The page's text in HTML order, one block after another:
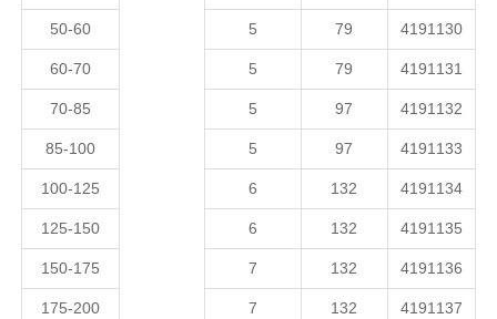
50-60 5 79 4191130
60-70 5 79 4191131
70-85 5 97 4191132
85-100 5 97 4191133
100-125 6 132 4191134
125-150 6 132 4191135
150-175 7 132 4191136
175-200 7 132 4191137